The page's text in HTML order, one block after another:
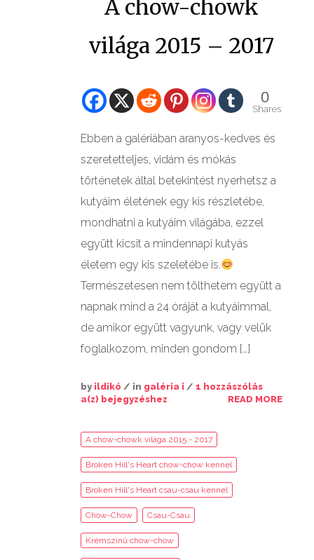
A chow-chowk
világa 2015 – 2017
0
Shares
Ebben a galériában aranyos-kedves és
szeretetteljes, vidám és mókás
történetek által betekintést nyerhetsz a
kutyáim életének egy kis részletébe,
mondhatni a kutyáim világába, ezzel
együtt kicsit a mindennapi kutyás
életem egy kis szeletébe is.
Természetesen nem tölthetem együtt a
napnak mind a 24 óráját a kutyáimmal,
de amikor együtt vagyunk, vagy velük
foglalkozom, minden gondom […]
by ildikó / in galéria i /1 hozzászólás
a(z) bejegyzéshez READ MORE
A chow-chowk világa 2015 - 2017
Broken Hill's Heart chow-chow kennel
Broken Hill's Heart csau-csau kennel
Chow-Chow Csau-Csau
Krémszínű chow-chow